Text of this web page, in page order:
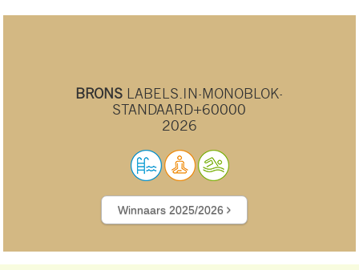
BRONS LABELS.IN-MONOBLOK-
STANDAARD+60000
2026
Winnaars 2025/2026